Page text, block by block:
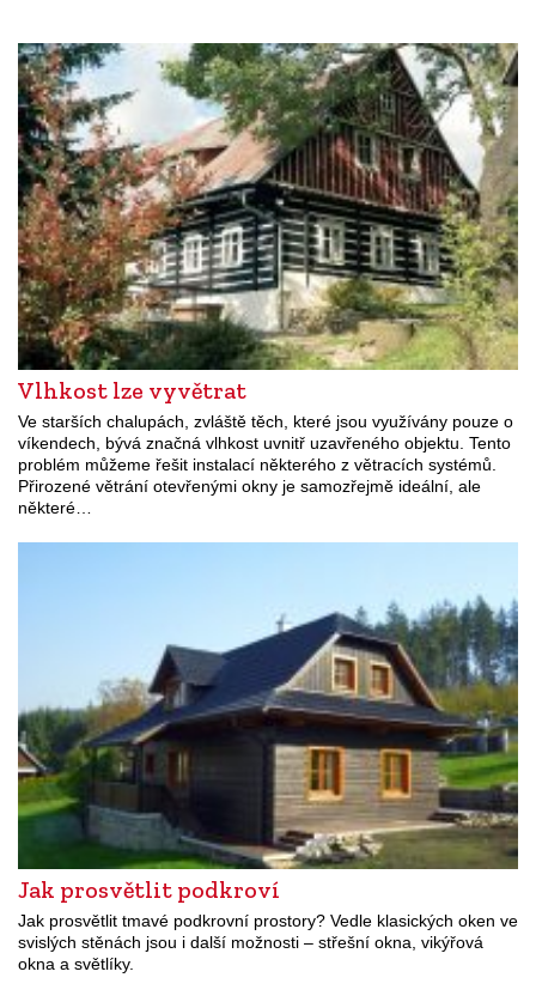
Vlhkost lze vyvětrat
Ve starších chalupách, zvláště těch, které jsou využívány pouze o
víkendech, bývá značná vlhkost uvnitř uzavřeného objektu. Tento
problém můžeme řešit instalací některého z větracích systémů.
Přirozené větrání otevřenými okny je samozřejmě ideální, ale
některé…
Jak prosvětlit podkroví
Jak prosvětlit tmavé podkrovní prostory? Vedle klasických oken ve
svislých stěnách jsou i další možnosti – střešní okna, vikýřová
okna a světlíky.